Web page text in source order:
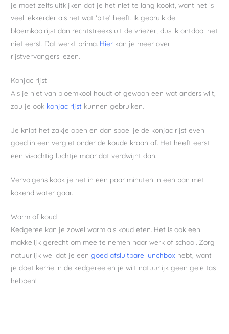
je moet zelfs uitkijken dat je het niet te lang kookt, want het is
veel lekkerder als het wat ‘bite’ heeft. Ik gebruik de
bloemkoolrijst dan rechtstreeks uit de vriezer, dus ik ontdooi het
niet eerst. Dat werkt prima. Hier kan je meer over
rijstvervangers lezen.
Konjac rijst
Als je niet van bloemkool houdt of gewoon een wat anders wilt,
zou je ook konjac rijst kunnen gebruiken.
Je knipt het zakje open en dan spoel je de konjac rijst even
goed in een vergiet onder de koude kraan af. Het heeft eerst
een visachtig luchtje maar dat verdwijnt dan.
Vervolgens kook je het in een paar minuten in een pan met
kokend water gaar.
Warm of koud
Kedgeree kan je zowel warm als koud eten. Het is ook een
makkelijk gerecht om mee te nemen naar werk of school. Zorg
natuurlijk wel dat je eengoed afsluitbare lunchbox hebt, want
je doet kerrie in de kedgeree en je wilt natuurlijk geen gele tas
hebben!